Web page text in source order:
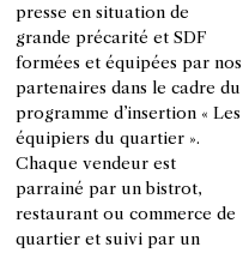
presse en situation de
grande précarité et SDF
formées et équipées par nos
partenaires dans le cadre du
programme d’insertion « Les
équipiers du quartier ».
Chaque vendeur est
parrainé par un bistrot,
restaurant ou commerce de
quartier et suivi par un